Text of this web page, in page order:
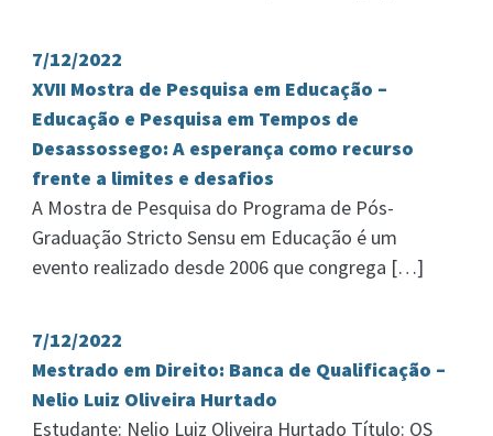
7/12/2022
XVII Mostra de Pesquisa em Educação –
Educação e Pesquisa em Tempos de
Desassossego: A esperança como recurso
frente a limites e desafios
A Mostra de Pesquisa do Programa de Pós-
Graduação Stricto Sensu em Educação é um
evento realizado desde 2006 que congrega […]
7/12/2022
Mestrado em Direito: Banca de Qualificação –
Nelio Luiz Oliveira Hurtado
Estudante: Nelio Luiz Oliveira Hurtado Título: OS